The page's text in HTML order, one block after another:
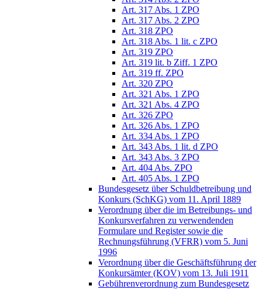
Art. 317 Abs. 1 ZPO
Art. 317 Abs. 2 ZPO
Art. 318 ZPO
Art. 318 Abs. 1 lit. c ZPO
Art. 319 ZPO
Art. 319 lit. b Ziff. 1 ZPO
Art. 319 ff. ZPO
Art. 320 ZPO
Art. 321 Abs. 1 ZPO
Art. 321 Abs. 4 ZPO
Art. 326 ZPO
Art. 326 Abs. 1 ZPO
Art. 334 Abs. 1 ZPO
Art. 343 Abs. 1 lit. d ZPO
Art. 343 Abs. 3 ZPO
Art. 404 Abs. ZPO
Art. 405 Abs. 1 ZPO
Bundesgesetz über Schuldbetreibung und
Konkurs (SchKG) vom 11. April 1889
Verordnung über die im Betreibungs- und
Konkursverfahren zu verwendenden
Formulare und Register sowie die
Rechnungsführung (VFRR) vom 5. Juni
1996
Verordnung über die Geschäftsführung der
Konkursämter (KOV) vom 13. Juli 1911
Gebührenverordnung zum Bundesgesetz